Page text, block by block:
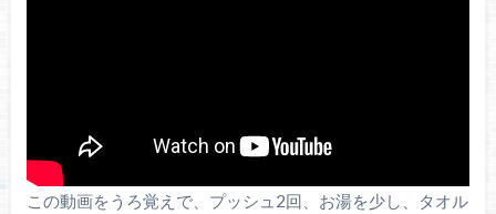
この動画をうろ覚えで、プッシュ2回、お湯を少し、タオル